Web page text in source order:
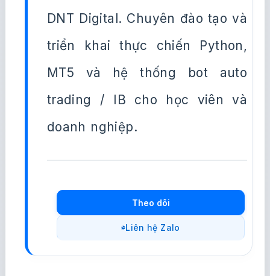
DNT Digital. Chuyên đào tạo và
triển khai thực chiến Python,
MT5 và hệ thống bot auto
trading / IB cho học viên và
doanh nghiệp.
Theo dõi
Liên hệ Zalo